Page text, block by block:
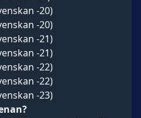
-20)
-20)
-21)
-21)
-22)
-22)
-23)